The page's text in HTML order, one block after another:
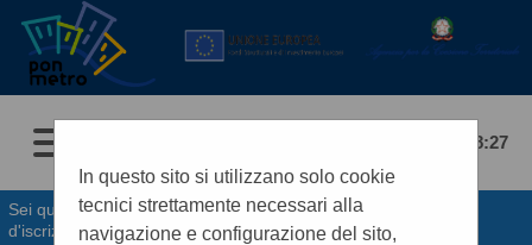
09/08/2026 08:27
Sei qui: Home» Elenco operatori economici»Bandi e avvisi
d'iscrizione
In questo sito si utilizzano solo cookie
tecnici strettamente necessari alla
navigazione e configurazione del sito,